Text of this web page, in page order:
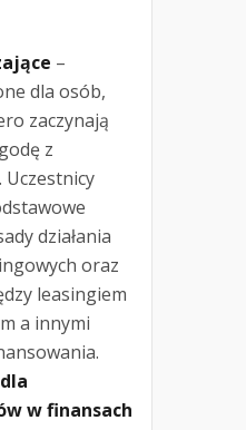
–
dla osób,
zaczynają
z
Uczestnicy
działania
oraz
leasingiem
a innymi
w finansach